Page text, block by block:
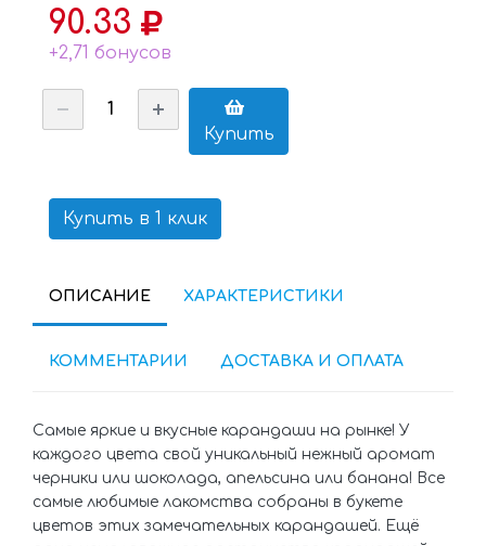
90.33
+2,71 бонусов
Купить
Купить в 1 клик
ОПИСАНИЕ ХАРАКТЕРИСТИКИ
КОММЕНТАРИИ ДОСТАВКА И ОПЛАТА
Cамые яркие и вкусные карандаши на рынке! У
каждого цвета свой уникальный нежный аромат
черники или шоколада, апельсина или банана! Все
самые любимые лакомства собраны в букете
цветов этих замечательных карандашей. Ещё